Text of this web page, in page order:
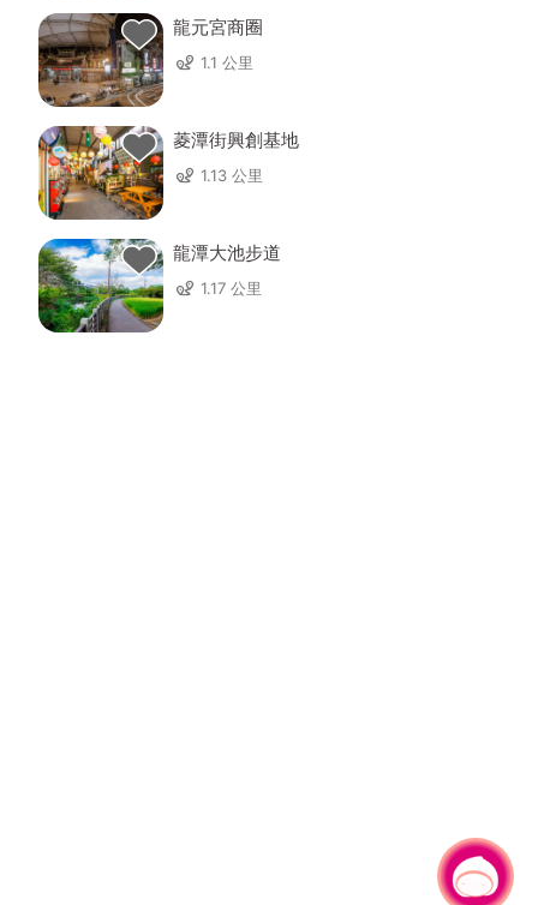
龍元宮商圈
1.1 公里
菱潭街興創基地
1.13 公里
龍潭大池步道
1.17 公里